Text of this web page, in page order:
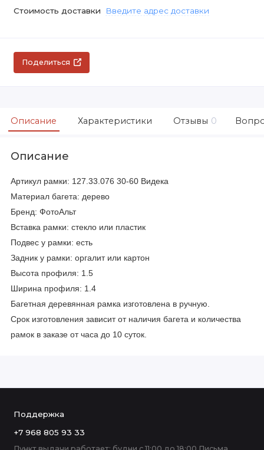
Стоимость доставки Введите адрес доставки
Поделиться
Описание Характеристики Отзывы 0
Описание
Артикул рамки: 127.33.076 30-60 Видека
Материал багета: дерево
Бренд: ФотоАльт
Вставка рамки: стекло или пластик
Подвес у рамки: есть
Задник у рамки: оргалит или картон
Высота профиля: 1.5
Ширина профиля: 1.4
Багетная деревянная рамка изготовлена в ручную.
Срок изготовления зависит от наличия багета и количества
рамок в заказе от часа до 10 суток.
Поддержка
+7 968 805 93 33